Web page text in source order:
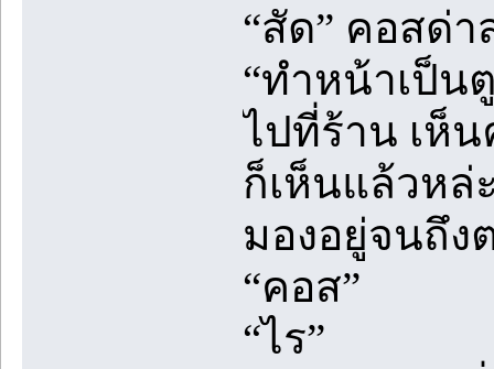
“สัด” คอสด่
“ทำหน้าเป็น
ไปที่ร้าน เห็
ก็เห็นแล้วหล่
มองอยู่จนถึง
“คอส”
“ไร”